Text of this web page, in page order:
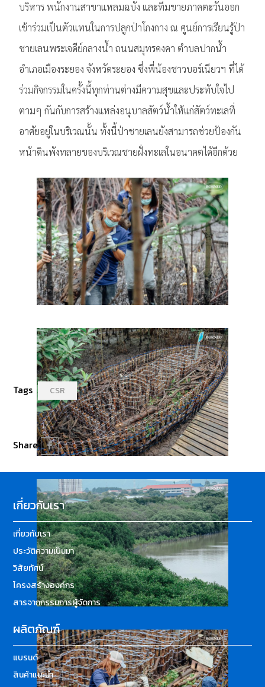
บริหาร พนักงานสาขาแหลมฉบัง และทีมขายภาคตะวันออก
เข้าร่วมเป็นตัวแทนในการปลูกป่าโกงกาง ณ ศูนย์การเรียนรู้ป่า
ชายเลนพระเจดีย์กลางน้ำ ถนนสมุทรคงคา ตำบลปากน้ำ
อำเภอเมืองระยอง จังหวัดระยอง ซึ่งพี่น้องชาวบอร์เนียวฯ ที่ได้
ร่วมกิจกรรมในครั้งนี้ทุกท่านต่างมีความสุขและประทับใจไป
ตามๆ กันกับการสร้างแหล่งอนุบาลสัตว์น้ำให้แก่สัตว์ทะเลที่
อาศัยอยู่ในบริเวณนั้น ทั้งนี้ป่าชายเลนยังสามารถช่วยป้องกัน
หน้าดินพังทลายของบริเวณชายฝั่งทะเลในอนาคตได้อีกด้วย
Tags CSR
Share
เกี่ยวกับเรา
เกี่ยวกับเรา
ประวัติความเป็นมา
วิสัยทัศน์
โครงสร้างองค์กร
สารจากกรรมการผู้จัดการ
ผลิตภัณฑ์
แบรนด์
สินค้าแนะนำ